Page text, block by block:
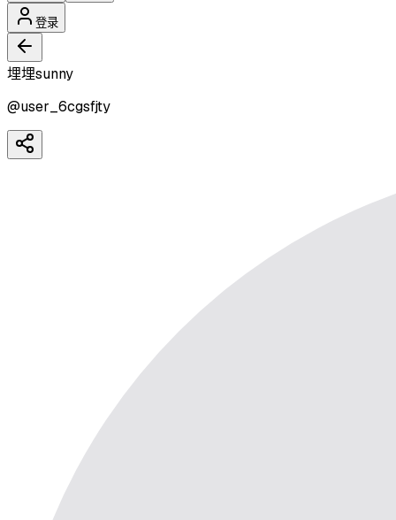
登录
埋埋sunny
@user_6cgsfjty